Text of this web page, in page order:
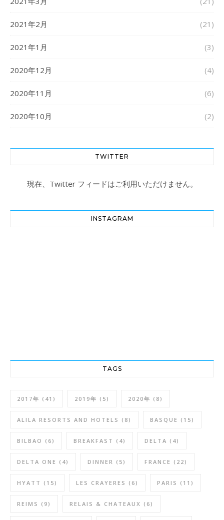
2021年2月 (21)
2021年1月 (3)
2020年12月 (4)
2020年11月 (6)
2020年10月 (2)
TWITTER
現在、Twitter フィードはご利用いただけません。
INSTAGRAM
TAGS
2017年 (41) 2019年 (5) 2020年 (8)
ALILA RESORTS AND HOTELS (8) BASQUE (15)
BILBAO (6) BREAKFAST (4) DELTA (4)
DELTA ONE (4) DINNER (5) FRANCE (22)
HYATT (15) LES CRAYERES (6) PARIS (11)
REIMS (9) RELAIS & CHATEAUX (6)